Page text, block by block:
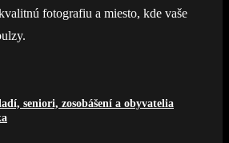
fotografiu a miesto, kde vaše
seniori, zosobášení a obyvatelia